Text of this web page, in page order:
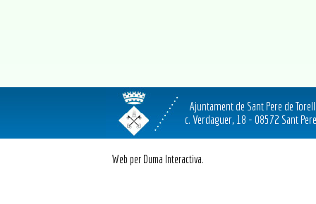
Ajuntament de Sant Pere de
c. Verdaguer, 18 - 08572 Sant
Web per Duma Interactiva.